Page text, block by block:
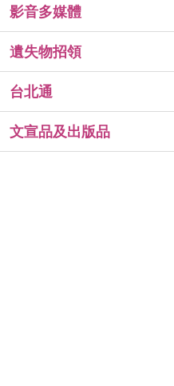
影音多媒體
遺失物招領
台北通
文宣品及出版品